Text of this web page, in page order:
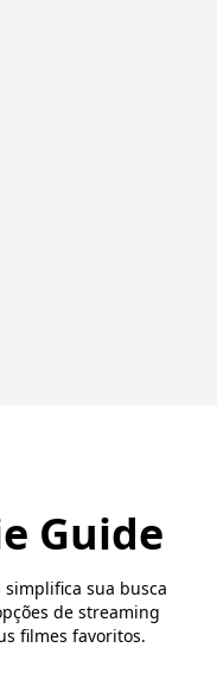
Guide
simplifica sua busca
de streaming
filmes favoritos.